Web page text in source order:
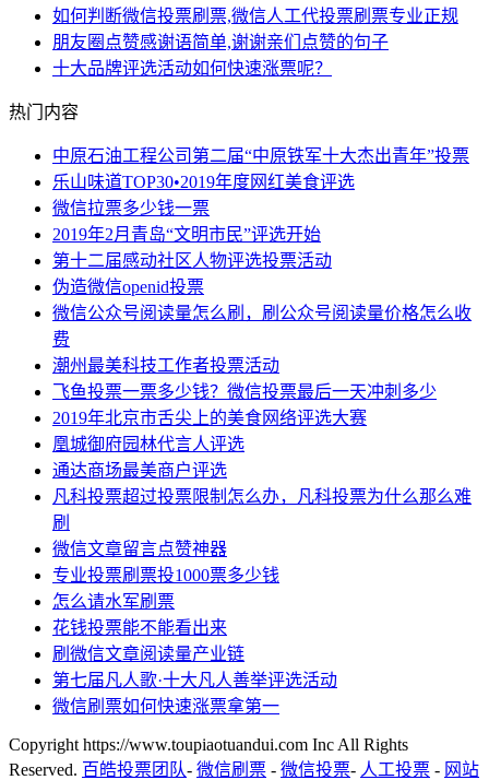
如何判断微信投票刷票,微信人工代投票刷票专业正规
朋友圈点赞感谢语简单,谢谢亲们点赞的句子
十大品牌评选活动如何快速涨票呢？
热门内容
中原石油工程公司第二届“中原铁军十大杰出青年”投票
乐山味道TOP30•2019年度网红美食评选
微信拉票多少钱一票
2019年2月青岛“文明市民”评选开始
第十二届感动社区人物评选投票活动
伪造微信openid投票
微信公众号阅读量怎么刷，刷公众号阅读量价格怎么收
费
潮州最美科技工作者投票活动
飞鱼投票一票多少钱？微信投票最后一天冲刺多少
2019年北京市舌尖上的美食网络评选大赛
凰城御府园林代言人评选
通达商场最美商户评选
凡科投票超过投票限制怎么办，凡科投票为什么那么难
刷
微信文章留言点赞神器
专业投票刷票投1000票多少钱
怎么请水军刷票
花钱投票能不能看出来
刷微信文章阅读量产业链
第七届凡人歌·十大凡人善举评选活动
微信刷票如何快速涨票拿第一
Copyright https://www.toupiaotuandui.com Inc All Rights
Reserved. 百皓投票团队- 微信刷票 - 微信投票- 人工投票 - 网站